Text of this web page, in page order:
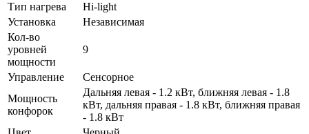
Тип нагрева
Hi-light
Установка
Независимая
Кол-во
уровней
мощности
9
Управление
Сенсорное
Мощность
конфорок
Дальняя левая - 1.2 кВт, ближняя левая - 1.8
кВт, дальняя правая - 1.8 кВт, ближняя правая
- 1.8 кВт